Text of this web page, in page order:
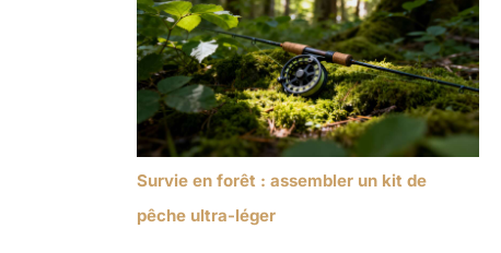
Survie en forêt : assembler un kit de
pêche ultra-léger